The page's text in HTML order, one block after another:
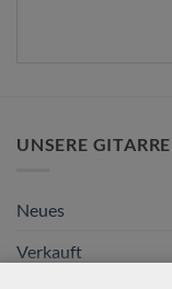
UNSERE
Neues
Verkauft